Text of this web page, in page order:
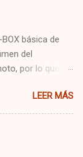
básica de
del
por lo que
los canales,
puse a buscar
: Presionar
sin soltar la
LEER MÁS